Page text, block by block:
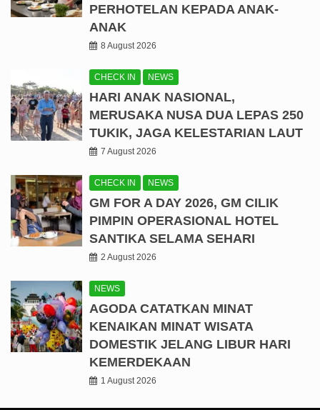
PERHOTELAN KEPADA ANAK-
ANAK
8 August 2026
CHECK IN NEWS
HARI ANAK NASIONAL,
MERUSAKA NUSA DUA LEPAS 250
TUKIK, JAGA KELESTARIAN LAUT
7 August 2026
CHECK IN NEWS
GM FOR A DAY 2026, GM CILIK
PIMPIN OPERASIONAL HOTEL
SANTIKA SELAMA SEHARI
2 August 2026
NEWS
AGODA CATATKAN MINAT
KENAIKAN MINAT WISATA
DOMESTIK JELANG LIBUR HARI
KEMERDEKAAN
1 August 2026